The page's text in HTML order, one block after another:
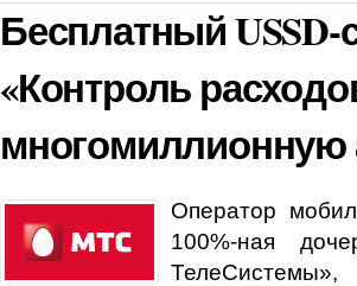
Бесплатный
«Контроль
многомиллионную
Оператор
100%-ная
ТелеСистемы»,